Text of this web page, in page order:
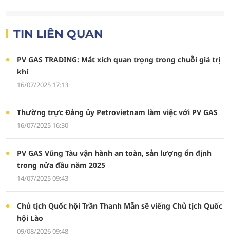
TIN LIÊN QUAN
PV GAS TRADING: Mắt xích quan trọng trong chuỗi giá trị
khí
16/07/2025 17:13
Thường trực Đảng ủy Petrovietnam làm việc với PV GAS
16/07/2025 16:30
PV GAS Vũng Tàu vận hành an toàn, sản lượng ổn định
trong nửa đầu năm 2025
14/07/2025 09:43
Chủ tịch Quốc hội Trần Thanh Mẫn sẽ viếng Chủ tịch Quốc
hội Lào
09/08/2026 09:48